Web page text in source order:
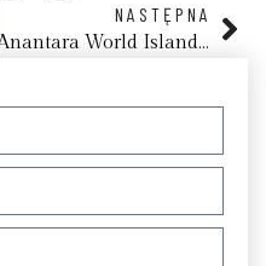
NASTĘPNA
Anantara World Islands Dubai Resort